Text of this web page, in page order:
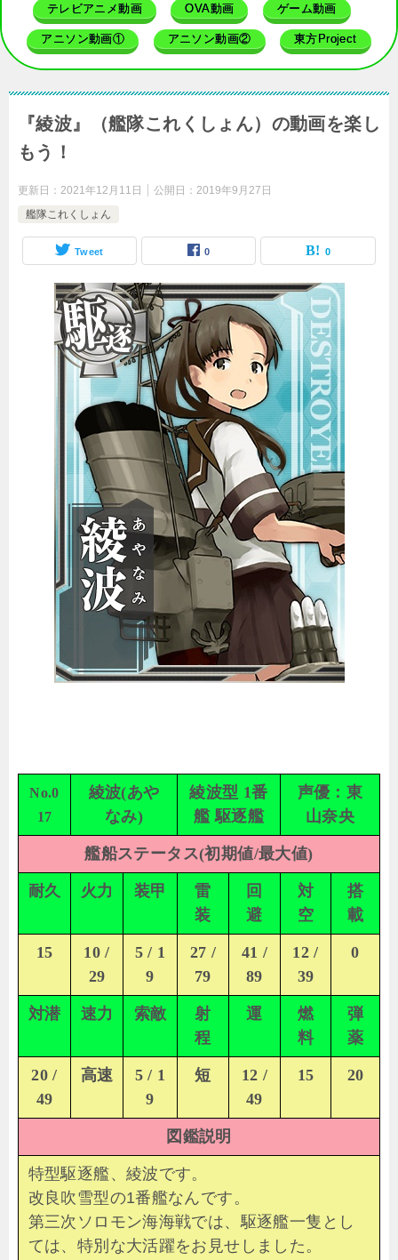
テレビアニメ動画 OVA動画 ゲーム動画
アニソン動画① アニソン動画② 東方Project
『綾波』（艦隊これくしょん）の動画を楽し
もう！
更新日： 2021年12月11日 公開日： 2019年9月27日
艦隊これくしょん
Tweet 0 0
No.0
17
綾波(あや
なみ)
綾波型 1番
艦 駆逐艦
声優：東
山奈央
艦船ステータス(初期値/最大値)
耐久 火力 装甲
雷
装
回
避
対
空
搭
載
15
10 /
29
5 / 1
9
27 /
79
41 /
89
12 /
39
0
対潜 速力 索敵
射
程
運
燃
料
弾
薬
20 /
49
高速
5 / 1
9
短
12 /
49
15 20
図鑑説明
特型駆逐艦、綾波です。
改良吹雪型の1番艦なんです。
第三次ソロモン海海戦では、駆逐艦一隻とし
ては、特別な大活躍をお見せしました。